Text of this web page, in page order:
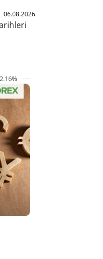
06.08.2026